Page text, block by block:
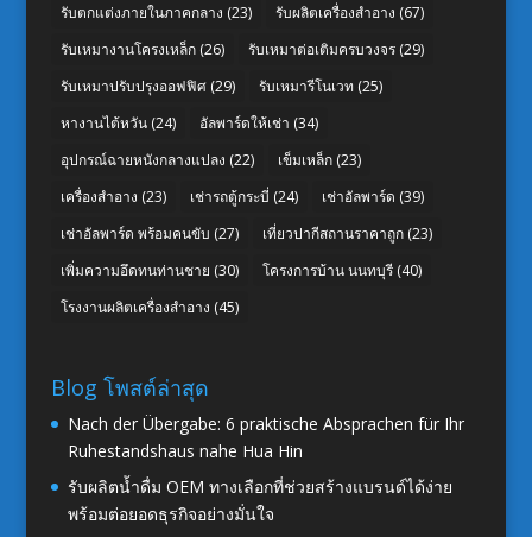
รับตกแต่งภายในภาคกลาง (23) รับผลิตเครื่องสำอาง (67)
รับเหมางานโครงเหล็ก(26) รับเหมาต่อเติมครบวงจร(29)
รับเหมาปรับปรุงออฟฟิศ(29) รับเหมารีโนเวท (25)
หางานไต้หวัน(24) อัลพาร์ดให้เช่า (34)
อุปกรณ์ฉายหนังกลางแปลง (22) เข็มเหล็ก(23)
เครื่องสำอาง (23) เช่ารถตู้กระบี่ (24) เช่าอัลพาร์ด (39)
เช่าอัลพาร์ด พร้อมคนขับ (27) เที่ยวปากีสถานราคาถูก(23)
เพิ่มความอึดทนท่านชาย (30) โครงการบ้าน นนทบุรี(40)
โรงงานผลิตเครื่องสำอาง (45)
Blog โพสต์ล่าสุด
Nach der Übergabe: 6 praktische Absprachen für Ihr
Ruhestandshaus nahe Hua Hin
รับผลิตน้ำดื่ม OEM ทางเลือกที่ช่วยสร้างแบรนด์ได้ง่าย
พร้อมต่อยอดธุรกิจอย่างมั่นใจ